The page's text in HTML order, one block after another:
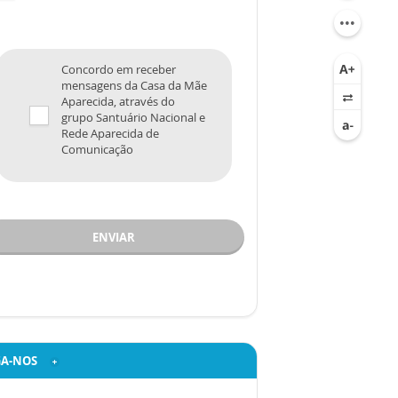
Concordo em receber
mensagens da Casa da Mãe
Aparecida, através do
grupo Santuário Nacional e
Rede Aparecida de
Comunicação
ENVIAR
NOS